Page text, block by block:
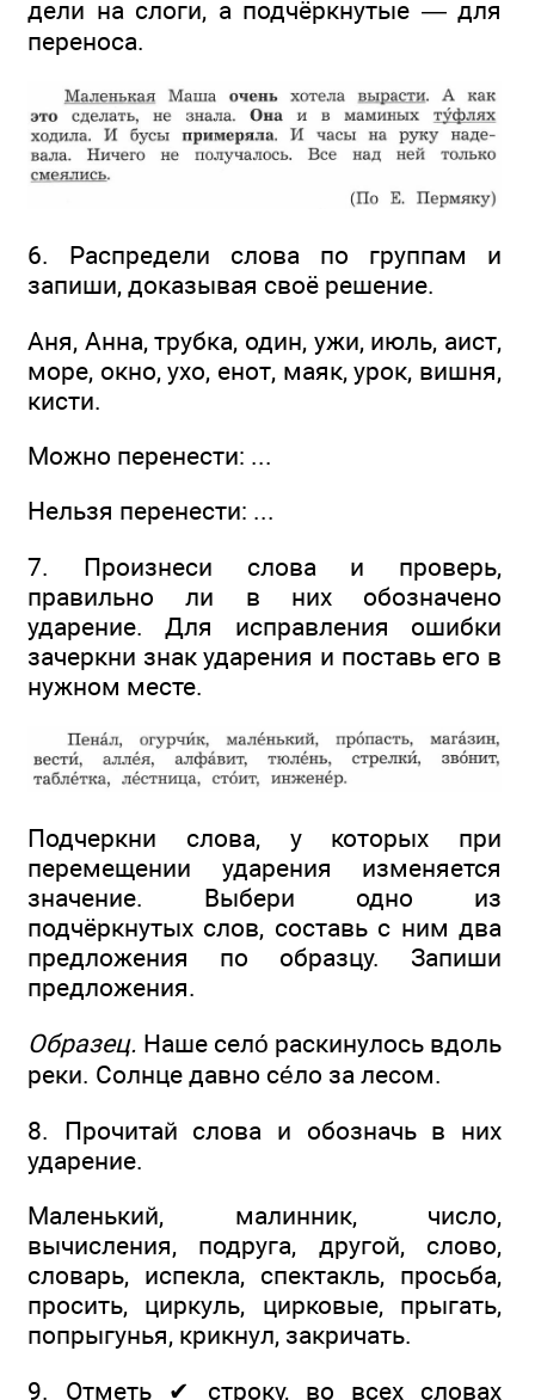
дели на слоги, а подчёркнутые — для
переноса.
6. Распредели слова по группам и
запиши, доказывая своё решение.
Аня, Анна, трубка, один, ужи, июль, аист,
море, окно, ухо, енот, маяк, урок, вишня,
кисти.
Можно перенести: ...
Нельзя перенести: ...
7. Произнеси слова и проверь,
правильно ли в них обозначено
ударение. Для исправления ошибки
зачеркни знак ударения и поставь его в
нужном месте.
Подчеркни слова, у которых при
перемещении ударения изменяется
значение. Выбери одно из
подчёркнутых слов, составь с ним два
предложения по образцу. Запиши
предложения.
Образец. Наше село́ раскинулось вдоль
реки. Солнце давно се́ло за лесом.
8. Прочитай слова и обозначь в них
ударение.
Маленький, малинник, число,
вычисления, подруга, другой, слово,
словарь, испекла, спектакль, просьба,
просить, циркуль, цирковые, прыгать,
попрыгунья, крикнул, закричать.
9. Отметь ✔ строку, во всех словах